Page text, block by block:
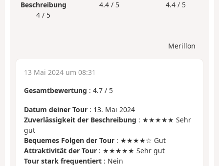
Beschreibung
4 / 5
4.4 / 5 4.4 / 5
Merillon
13 Mai 2024 um 08:31
Gesamtbewertung : 4.7 / 5
Datum deiner Tour : 13. Mai 2024
Zuverlässigkeit der Beschreibung : ★★★★★ Sehr
gut
Bequemes Folgen der Tour : ★★★★☆ Gut
Attraktivität der Tour : ★★★★★ Sehr gut
Tour stark frequentiert : Nein